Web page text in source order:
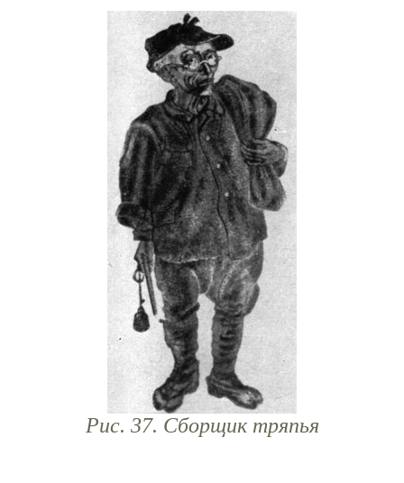
Рис. 37. Сборщик тряпья